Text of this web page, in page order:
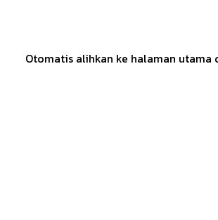
Otomatis alihkan ke halaman utama